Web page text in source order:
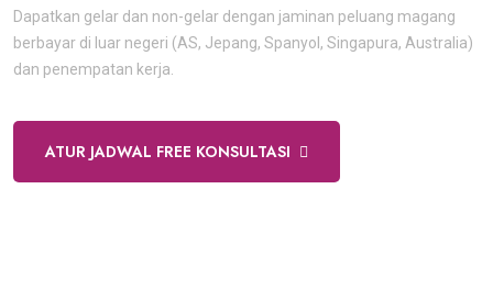
Dapatkan gelar dan non-gelar dengan jaminan peluang magang
berbayar di luar negeri (AS, Jepang, Spanyol, Singapura, Australia)
dan penempatan kerja.
ATUR JADWAL FREE KONSULTASI